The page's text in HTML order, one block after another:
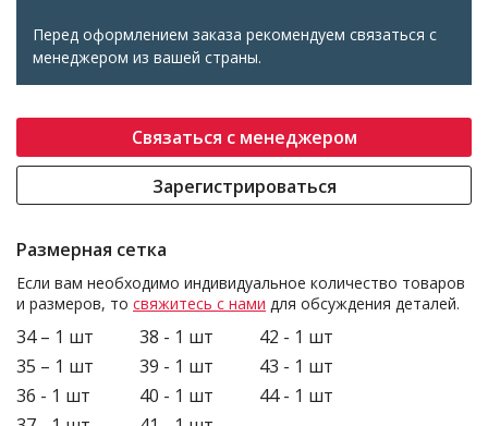
Перед оформлением заказа рекомендуем связаться с
менеджером из вашей страны.
Связаться с менеджером
Зарегистрироваться
Размерная сетка
Если вам необходимо индивидуальное количество товаров
и размеров, то свяжитесь с нами для обсуждения деталей.
34 – 1 шт
35 – 1 шт
36 - 1 шт
38 - 1 шт
39 - 1 шт
40 - 1 шт
42 - 1 шт
43 - 1 шт
44 - 1 шт